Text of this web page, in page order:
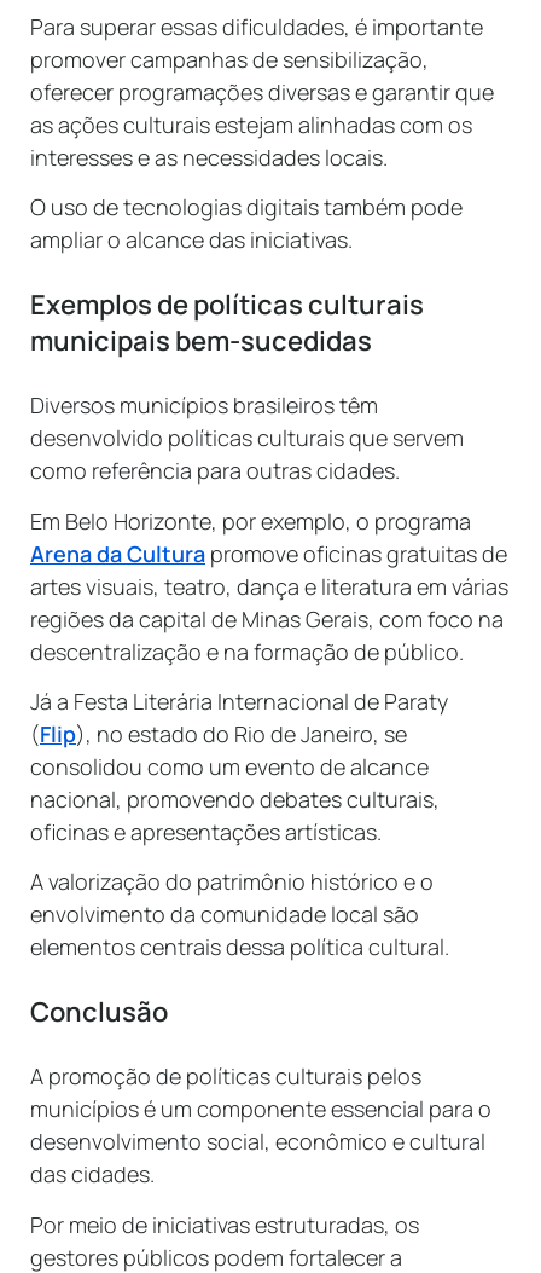
Para superar essas dificuldades, é importante
promover campanhas de sensibilização,
oferecer programações diversas e garantir que
as ações culturais estejam alinhadas com os
interesses e as necessidades locais.
O uso de tecnologias digitais também pode
ampliar o alcance das iniciativas.
Exemplos de políticas culturais
municipais bem-sucedidas
Diversos municípios brasileiros têm
desenvolvido políticas culturais que servem
como referência para outras cidades.
Em Belo Horizonte, por exemplo, o programa
Arena da Cultura promove oficinas gratuitas de
artes visuais, teatro, dança e literatura em várias
regiões da capital de Minas Gerais, com foco na
descentralização e na formação de público.
Já a Festa Literária Internacional de Paraty
(Flip), no estado do Rio de Janeiro, se
consolidou como um evento de alcance
nacional, promovendo debates culturais,
oficinas e apresentações artísticas.
A valorização do patrimônio histórico e o
envolvimento da comunidade local são
elementos centrais dessa política cultural.
Conclusão
A promoção de políticas culturais pelos
municípios é um componente essencial para o
desenvolvimento social, econômico e cultural
das cidades.
Por meio de iniciativas estruturadas, os
gestores públicos podem fortalecer a